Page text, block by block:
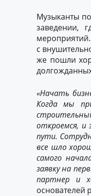
Музыканты
заведении,
с
же пошли
«Начать
Когдамы
откроемся, и
пути. С
все шло
самого
заявку на
партнер и
основателей